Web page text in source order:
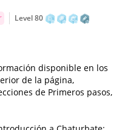
Level 80
disponible en los
de la página,
de Primeros pasos,